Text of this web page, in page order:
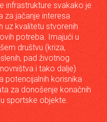
infrastrukture svakako je
za jačanje interesa
uz kvalitetu stvorenih
potreba. Imajući u
društvu (kriza,
pad životnog
i tako dalje)
potencijalnih korisnika
za donošenje konačnih
sportske objekte.